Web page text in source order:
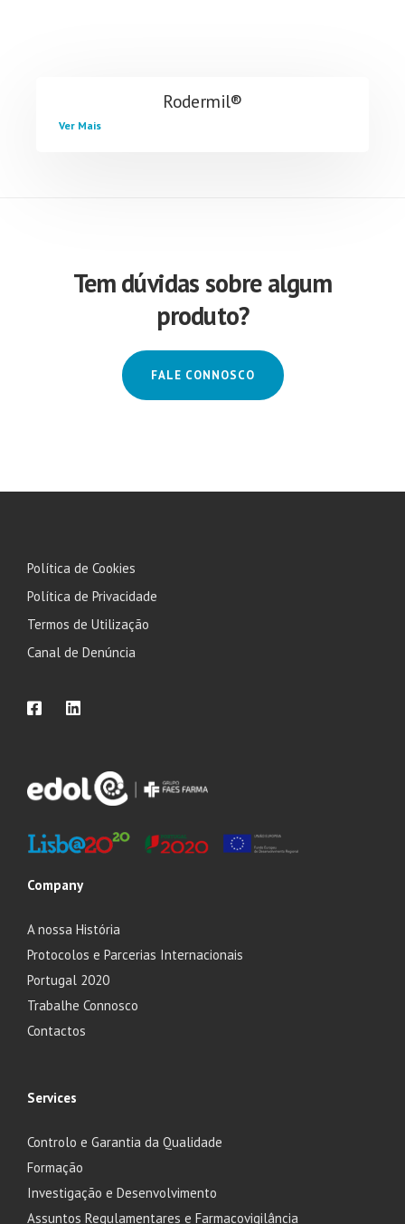
Rodermil®
Ver Mais
Tem dúvidas sobre algum
produto?
FALE CONNOSCO
Política de Cookies
Política de Privacidade
Termos de Utilização
Canal de Denúncia
Company
A nossa História
Protocolos e Parcerias Internacionais
Portugal 2020
Trabalhe Connosco
Contactos
Services
Controlo e Garantia da Qualidade
Formação
Investigação e Desenvolvimento
Assuntos Regulamentares e Farmacovigilância